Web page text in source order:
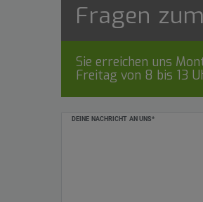
Fragen
Sie erreichen uns
Freitag von 8 bis 13
DEINE NACHRICHT AN UNS*